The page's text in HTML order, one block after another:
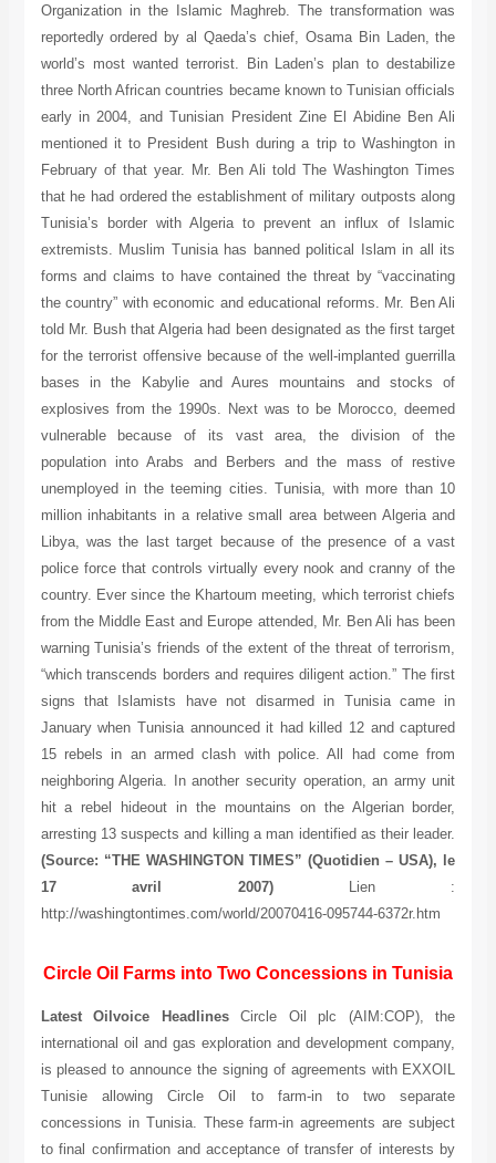
Organization in the Islamic Maghreb. The transformation was
reportedly ordered by al Qaeda’s chief, Osama Bin Laden, the
world’s most wanted terrorist. Bin Laden’s plan to destabilize
three North African countries became known to Tunisian officials
early in 2004, and Tunisian President Zine El Abidine Ben Ali
mentioned it to President Bush during a trip to Washington in
February of that year. Mr. Ben Ali told The Washington Times
that he had ordered the establishment of military outposts along
Tunisia’s border with Algeria to prevent an influx of Islamic
extremists. Muslim Tunisia has banned political Islam in all its
forms and claims to have contained the threat by “vaccinating
the country” with economic and educational reforms. Mr. Ben Ali
told Mr. Bush that Algeria had been designated as the first target
for the terrorist offensive because of the well-implanted guerrilla
bases in the Kabylie and Aures mountains and stocks of
explosives from the 1990s. Next was to be Morocco, deemed
vulnerable because of its vast area, the division of the
population into Arabs and Berbers and the mass of restive
unemployed in the teeming cities. Tunisia, with more than 10
million inhabitants in a relative small area between Algeria and
Libya, was the last target because of the presence of a vast
police force that controls virtually every nook and cranny of the
country. Ever since the Khartoum meeting, which terrorist chiefs
from the Middle East and Europe attended, Mr. Ben Ali has been
warning Tunisia’s friends of the extent of the threat of terrorism,
“which transcends borders and requires diligent action.” The first
signs that Islamists have not disarmed in Tunisia came in
January when Tunisia announced it had killed 12 and captured
15 rebels in an armed clash with police. All had come from
neighboring Algeria. In another security operation, an army unit
hit a rebel hideout in the mountains on the Algerian border,
arresting 13 suspects and killing a man identified as their leader.
(Source: “THE WASHINGTON TIMES” (Quotidien – USA), le
17 avril 2007)Lien :
http://washingtontimes.com/world/20070416-095744-6372r.htm
Circle Oil Farms into Two Concessions in Tunisia
Latest Oilvoice HeadlinesCircle Oil plc (AIM:COP), the
international oil and gas exploration and development company,
is pleased to announce the signing of agreements with EXXOIL
Tunisie allowing Circle Oil to farm-in to two separate
concessions in Tunisia. These farm-in agreements are subject
to final confirmation and acceptance of transfer of interests by